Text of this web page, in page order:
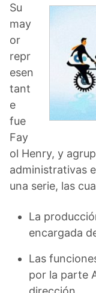
Su
may
or
repr
esen
tant
e
fue
Fay
ol Henry, y
administrativas
una serie, las
La
encargada
Las
por la parte